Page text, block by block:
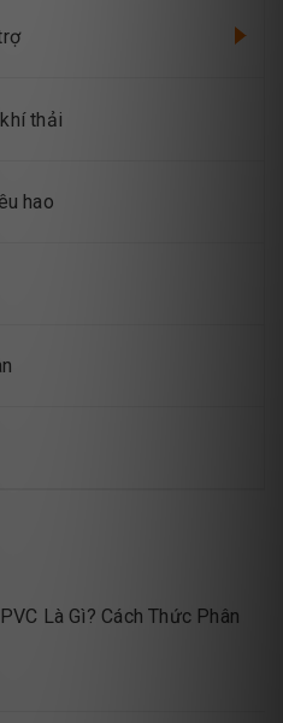
thải
hao
Là Gì? Cách Thức Phân